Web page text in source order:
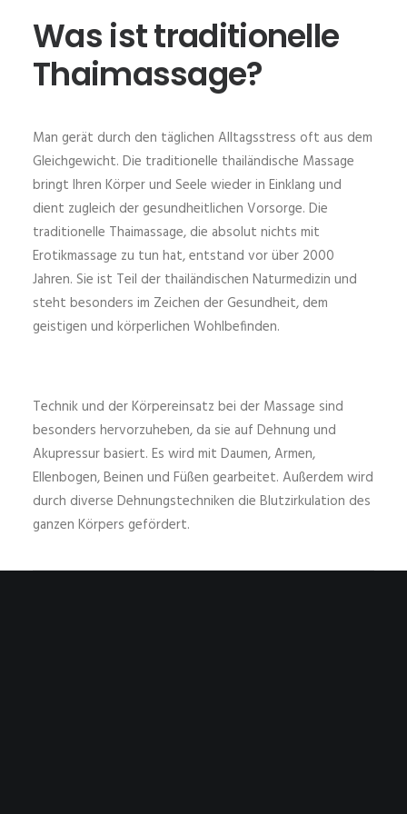
Was ist traditionelle
Thaimassage?
Man gerät durch den täglichen Alltagsstress oft aus dem
Gleichgewicht. Die traditionelle thailändische Massage
bringt Ihren Körper und Seele wieder in Einklang und
dient zugleich der gesundheitlichen Vorsorge. Die
traditionelle Thaimassage, die absolut nichts mit
Erotikmassage zu tun hat, entstand vor über 2000
Jahren. Sie ist Teil der thailändischen Naturmedizin und
steht besonders im Zeichen der Gesundheit, dem
geistigen und körperlichen Wohlbefinden.
Technik und der Körpereinsatz bei der Massage sind
besonders hervorzuheben, da sie auf Dehnung und
Akupressur basiert. Es wird mit Daumen, Armen,
Ellenbogen, Beinen und Füßen gearbeitet. Außerdem wird
durch diverse Dehnungstechniken die Blutzirkulation des
ganzen Körpers gefördert.